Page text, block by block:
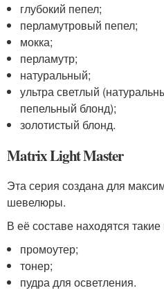
глубокий пепел;
перламутровый пепел;
мокка;
перламутр;
натуральный;
ультра светлый
пепельный блонд);
золотистый блонд.
Matrix Light Master
Эта серия создана для
шевелюры.
В её составе находятся
промоутер;
тонер;
пудра для осветления.